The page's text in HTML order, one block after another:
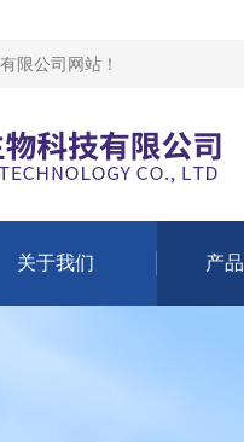
限公司网站 ！
关于我们 产